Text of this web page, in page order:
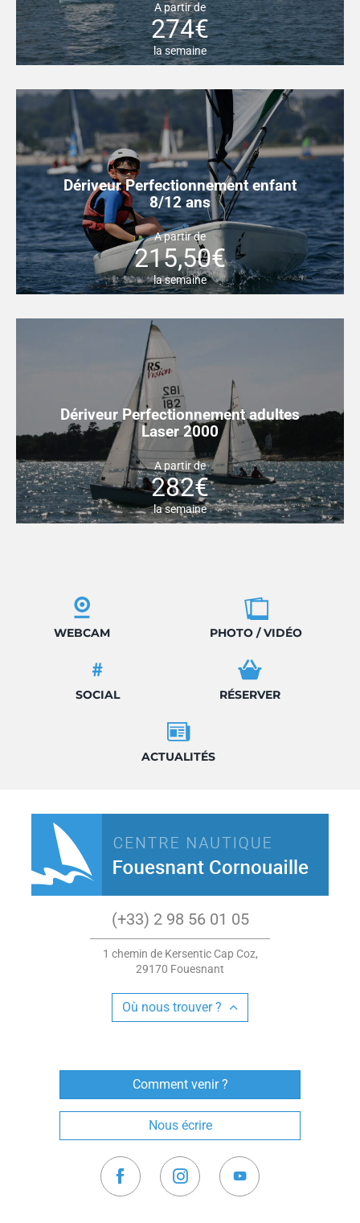
A partir de
274€
la semaine
Dériveur Perfectionnement enfant
8/12 ans
A partir de
215,50€
la semaine
Dériveur Perfectionnement adultes
Laser 2000
A partir de
282€
la semaine
WEBCAM PHOTO / VIDÉO
SOCIAL RÉSERVER
ACTUALITÉS
1 chemin de Kersentic Cap Coz,
29170 Fouesnant
(+33) 2 98 56 01 05
Où nous trouver ?
Comment venir ?
Nous écrire